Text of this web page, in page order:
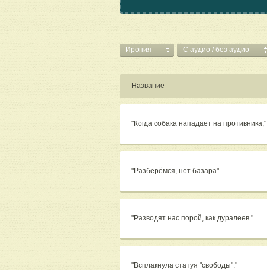
Ирония C аудио / без аудио
Название
"Когда собака нападает на противника,"
"Разберёмся, нет базара"
"Разводят нас порой, как дуралеев."
"Всплакнула статуя "свободы"."